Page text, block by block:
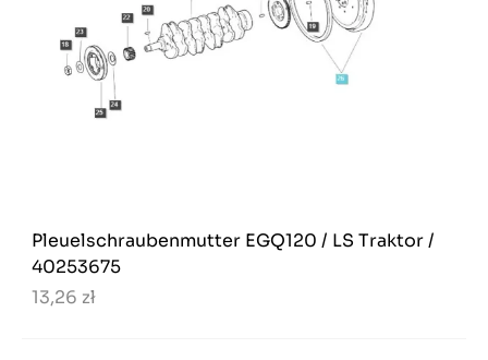
Pleuelschraubenmutter EGQ120 / LS Traktor /
40253675
13,26 zł